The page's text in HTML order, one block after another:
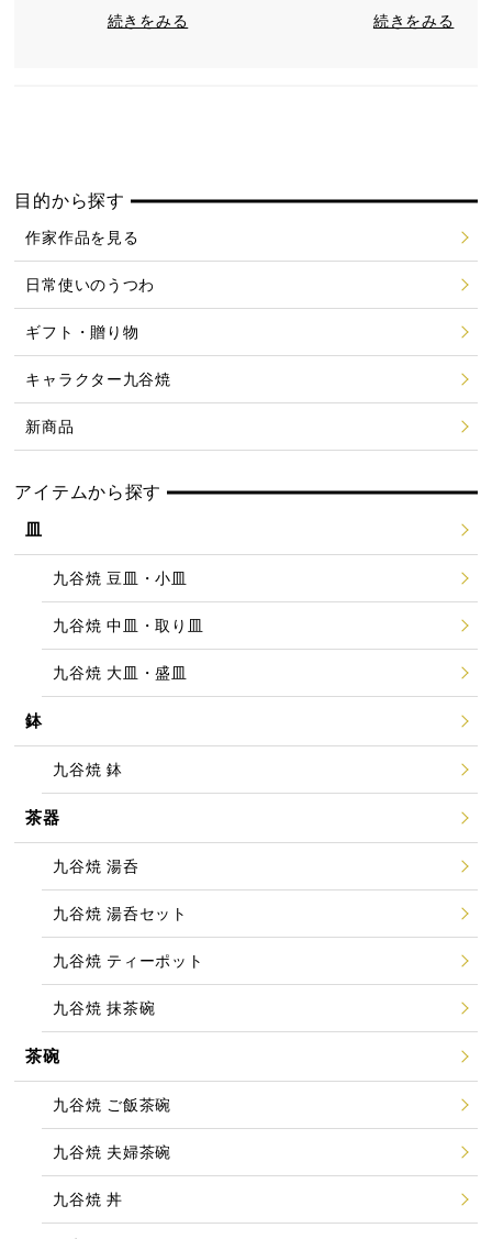
続きをみる
続きをみる
目的から探す
作家作品を見る
日常使いのうつわ
ギフト・贈り物
キャラクター九谷焼
新商品
アイテムから探す
皿
九谷焼 豆皿・小皿
九谷焼 中皿・取り皿
九谷焼 大皿・盛皿
鉢
九谷焼 鉢
茶器
九谷焼 湯呑
九谷焼 湯呑セット
九谷焼 ティーポット
九谷焼 抹茶碗
茶碗
九谷焼 ご飯茶碗
九谷焼 夫婦茶碗
九谷焼 丼